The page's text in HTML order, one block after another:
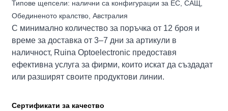
Типове щепсели: налични са конфигурации за ЕС, САЩ,
Обединеното кралство, Австралия
С минимално количество за поръчка от 12 броя и
време за доставка от 3–7 дни за артикули в
наличност, Ruina Optoelectronic предоставя
ефективна услуга за фирми, които искат да създадат
или разширят своите продуктови линии.
Сертификати за качество